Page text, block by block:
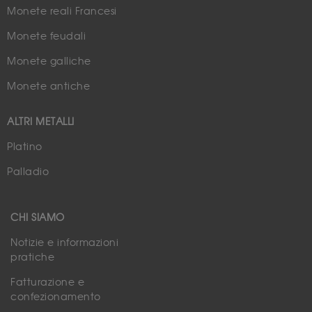
Monete reali Francesi
Monete feudali
Monete galliche
Monete antiche
ALTRI METALLI
Platino
Palladio
CHI SIAMO
Notizie e informazioni
pratiche
Fatturazione e
confezionamento